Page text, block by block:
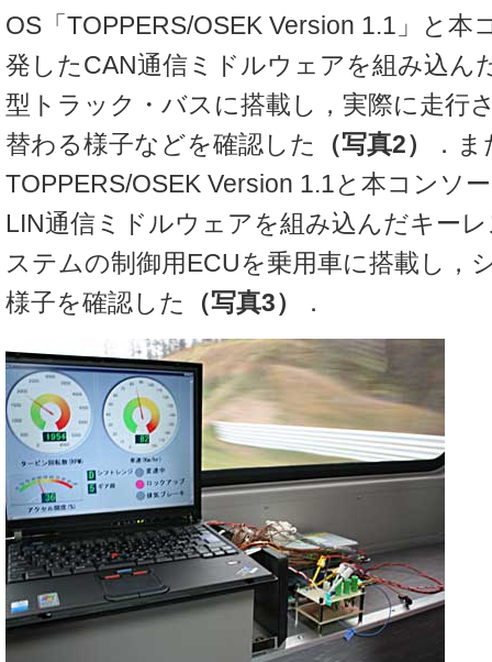
OS「TOPPERS/OSEK Version 1.1」と本
発したCAN通信ミドルウェアを組み込ん
型トラック・バスに搭載し，実際に走行
替わる様子などを確認した
（写真2）
．
TOPPERS/OSEK Version 1.1と本コンソ
LIN通信ミドルウェアを組み込んだキー
ステムの制御用ECUを乗用車に搭載し，
様子を確認した
（写真3） ．